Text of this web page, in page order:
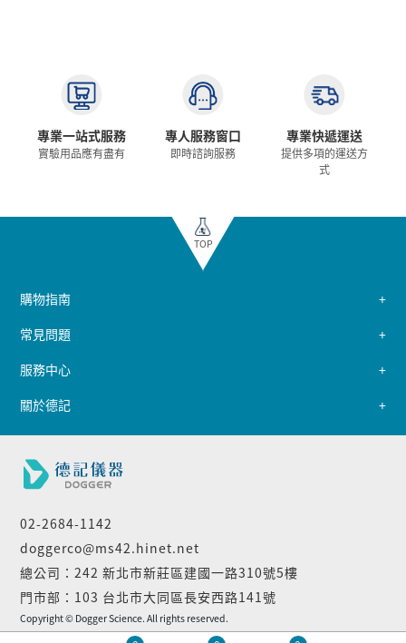
專業一站式服務
實驗用品應有盡有
專人服務窗口
即時諮詢服務
專業快遞運送
提供多項的運送方
式
TOP
02-2684-1142
doggerco@ms42.hinet.net
總公司：242 新北市新莊區建國一路310號5樓
門市部：103 台北市大同區長安西路141號
購物指南
常見問題
服務中心
關於德記
Copyright © Dogger Science. All rights reserved.